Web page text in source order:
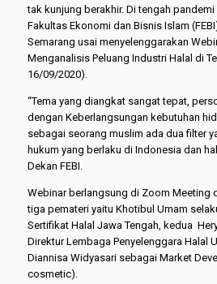
tak kunjung berakhir. Di tengah
Fakultas Ekonomi dan Bisnis Islam
Semarang usai menyelenggarakan
Menganalisis Peluang Industri Halal di
16/09/2020).
“Tema yang diangkat sangat tepat,
dengan Keberlangsungan kebutuhan
sebagai seorang muslim ada dua filter
hukum yang berlaku di Indonesia dan
Dekan FEBI.
Webinar berlangsung di Zoom Meeting
tiga pemateri yaitu Khotibul Umam
Sertifikat Halal Jawa Tengah, kedua
Direktur Lembaga Penyelenggara Halal
Diannisa Widyasari sebagai Market
cosmetic).